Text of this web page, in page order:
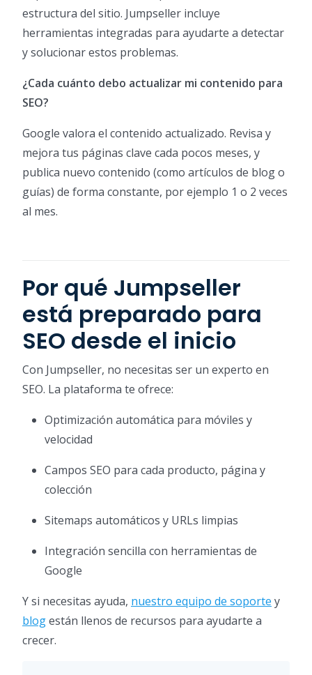
estructura del sitio. Jumpseller incluye
herramientas integradas para ayudarte a detectar
y solucionar estos problemas.
¿Cada cuánto debo actualizar mi contenido para
SEO?
Google valora el contenido actualizado. Revisa y
mejora tus páginas clave cada pocos meses, y
publica nuevo contenido (como artículos de blog o
guías) de forma constante, por ejemplo 1 o 2 veces
al mes.
Por qué Jumpseller
está preparado para
SEO desde el inicio
Con Jumpseller, no necesitas ser un experto en
SEO. La plataforma te ofrece:
Optimización automática para móviles y
velocidad
Campos SEO para cada producto, página y
colección
Sitemaps automáticos y URLs limpias
Integración sencilla con herramientas de
Google
Y si necesitas ayuda, nuestro equipo de soporte y
blogestán llenos de recursos para ayudarte a
crecer.